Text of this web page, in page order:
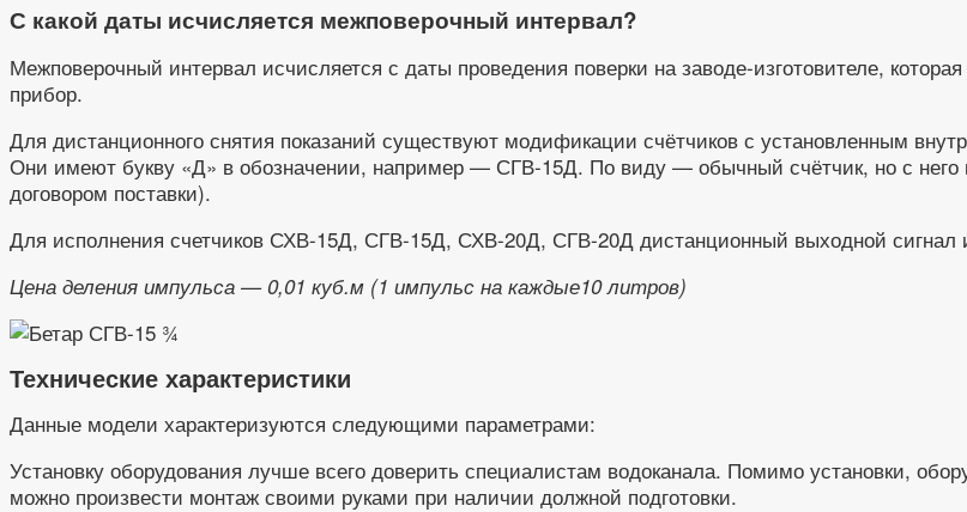
С какой даты исчисляется межповерочный интервал?
Межповерочный интервал исчисляется с даты проведения поверки на заводе-изготовителе,
прибор.
Для дистанционного снятия показаний существуют модификации счётчиков с установленным
Они имеют букву «Д» в обозначении, например — СГВ-15Д. По виду — обычный счётчик, но с него
договором поставки).
Для исполнения счетчиков СХВ-15Д, СГВ-15Д, СХВ-20Д, СГВ-20Д дистанционный выходной
Цена деления импульса — 0,01 куб.м (1 импульс на каждые10 литров)
Технические характеристики
Данные модели характеризуются следующими параметрами:
Установку оборудования лучше всего доверить специалистам водоканала. Помимо установки,
можно произвести монтаж своими руками при наличии должной подготовки.